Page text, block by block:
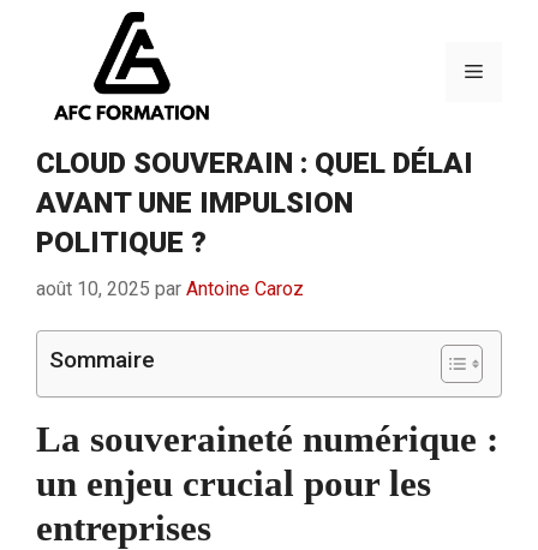
Menu
CLOUD SOUVERAIN : QUEL DÉLAI
AVANT UNE IMPULSION
POLITIQUE ?
août 10, 2025 par Antoine Caroz
Sommaire
La souveraineté numérique :
un enjeu crucial pour les
entreprises